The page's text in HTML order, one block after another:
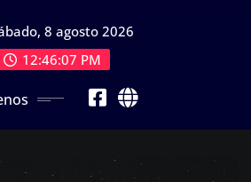
8 agosto 2026
12:46:07 PM